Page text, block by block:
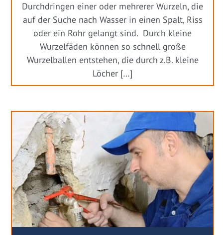
Durchdringen einer oder mehrerer Wurzeln, die
auf der Suche nach Wasser in einen Spalt, Riss
oder ein Rohr gelangt sind. Durch kleine
Wurzelfäden können so schnell große
Wurzelballen entstehen, die durch z.B. kleine
Löcher […]